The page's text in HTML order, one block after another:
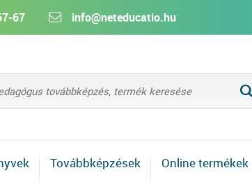
67 info@neteducatio.hu
L
Továbbképzések Online termékek